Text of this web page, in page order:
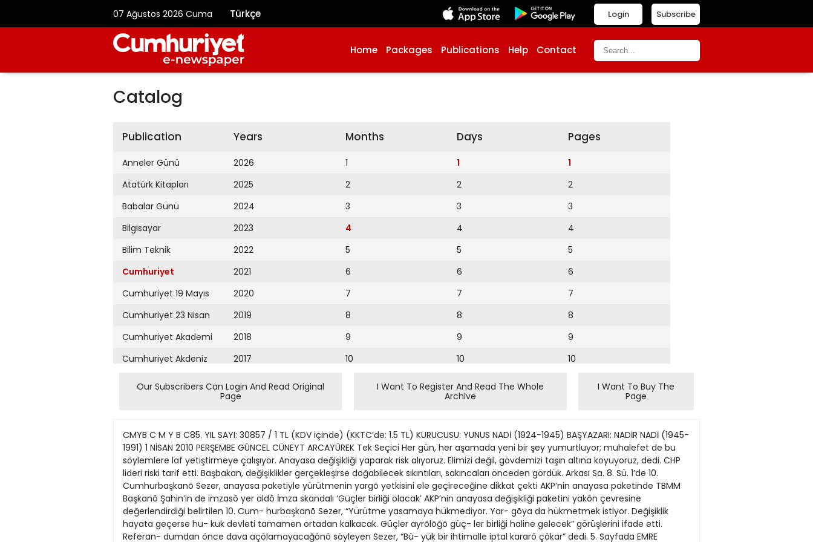
07 Ağustos 2026 Cuma Türkçe Subscribe
Login
Home Packages Publications Help Contact
Catalog
Publication
Anneler Günü
Atatürk Kitapları
Babalar Günü
Bilgisayar
Bilim Teknik
Cumhuriyet
Cumhuriyet 19 Mayıs
Cumhuriyet 23 Nisan
Cumhuriyet Akademi
Cumhuriyet Akdeniz
Cumhuriyet Alışveriş
Cumhuriyet Ankara
Cumhuriyet Büyük
Taaruz
Cumhuriyet
Cumartesi
Cumhuriyet Çevre
Years
2026
2025
2024
2023
2022
2021
2020
2019
2018
2017
2016
2015
2013
2012
2011
2010
2009
Months
1
2
3
4
5
6
7
8
9
10
Days
1
2
3
4
5
6
7
8
9
10
11
12
14
16
17
18
Pages
1
2
3
4
5
6
7
8
9
10
14
15
16
17
18
Our Subscribers Can Login And Read Original
Page
I Want To Register And Read The Whole
Archive
I Want To Buy The
Page
CMYB C M Y B C85. YIL SAYI: 30857 / 1 TL (KDV içinde) (KKTC’de: 1.5 TL) KURUCUSU: YUNUS NADİ (1924-1945) BAŞYAZARI: NADİR NADİ (1945-
1991) 1 NİSAN 2010 PERŞEMBE GÜNCEL CÜNEYT ARCAYÜREK Tek Seçici Her gün, her aşamada yeni bir şey yumurtluyor; muhalefet de bu
söylemlere laf yetiştirmeye çalışıyor. Anayasa değişikliği yaparak risk alıyoruz. Elimizi değil, gövdemizi taşın altına koyuyoruz, dedi. CHP
lideri riski tarif etti. Başbakan, değişiklikler gerçekleşirse doğabilecek sıkıntıları, sakıncaları önceden gördük. Arkası Sa. 8. Sü. 1’de 10.
Cumhurbaşkanõ Sezer, anayasa paketiyle yürütmenin yargõ yetkisini ele geçireceğine dikkat çekti AKP’nin anayasa paketinde TBMM
Başkanõ Şahin’in de imzasõ yer aldõ İmza skandalı ‘Güçler birliği olacak’ AKP’nin anayasa değişikliği paketini yakõn çevresine
değerlendirdiği belirtilen 10. Cum- hurbaşkanõ Sezer, “Yürütme yasamaya hükmediyor. Yar- gõya da hükmetmek istiyor. Değişiklik
hayata geçerse hu- kuk devleti tamamen ortadan kalkacak. Güçler ayrõlõğõ güç- ler birliği haline gelecek” görüşlerini ifade etti.
Referan- dumdan önce dava açõlamayacağõnõ söyleyen Sezer, “Bü- yük bir ihtimalle iptal kararõ çõkar” dedi. 5. Sayfada EMRE